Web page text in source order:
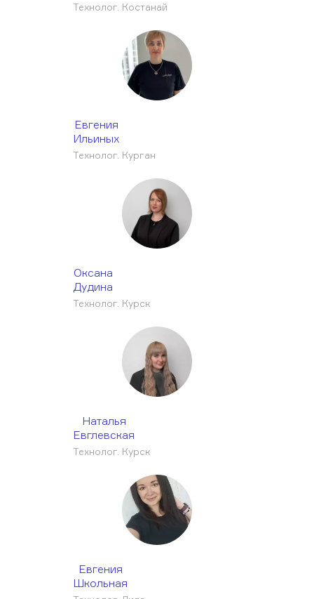
Технолог. Костанай
Евгения
Ильиных
Технолог. Курган
Оксана
Дудина
Технолог. Курск
Наталья
Евглевская
Технолог. Курск
Евгения
Школьная